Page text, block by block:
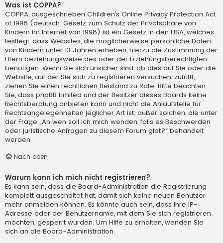
Was ist COPPA?
COPPA, ausgeschrieben Children’s Online Privacy Protection Act
of 1998 (deutsch: Gesetz zum Schutz der Privatsphäre von
Kindern im Internet von 1998) ist ein Gesetz in den USA, welches
festlegt, dass Websites, die möglicherweise persönliche Daten
von Kindern unter 13 Jahren erheben, hierzu die Zustimmung der
Eltern beziehungsweise des oder der Erziehungsberechtigten
benötigen. Wenn Sie sich unsicher sind, ob dies auf Sie oder die
Website, auf der Sie sich zu registrieren versuchen, zutrifft,
ziehen Sie einen rechtlichen Beistand zu Rate. Bitte beachten
Sie, dass phpBB Limited und der Besitzer dieses Boards keine
Rechtsberatung anbieten kann und nicht die Anlaufstelle für
Rechtsangelegenheiten jeglicher Art ist; außer solchen, die unter
der Frage „An wen soll ich mich wenden, falls es Beschwerden
oder juristische Anfragen zu diesem Forum gibt?“ behandelt
werden.
Nach oben
Warum kann ich mich nicht registrieren?
Es kann sein, dass die Board-Administration die Registrierung
komplett ausgeschaltet hat, damit sich keine neuen Benutzer
mehr anmelden können. Es könnte auch sein, dass Ihre IP-
Adresse oder der Benutzername, mit dem Sie sich registrieren
möchten, gesperrt wurden. Um Hilfe zu erhalten, wenden Sie
sich an die Board-Administration.